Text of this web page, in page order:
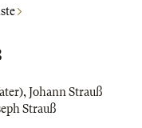
, Johann Strauß
Strauß